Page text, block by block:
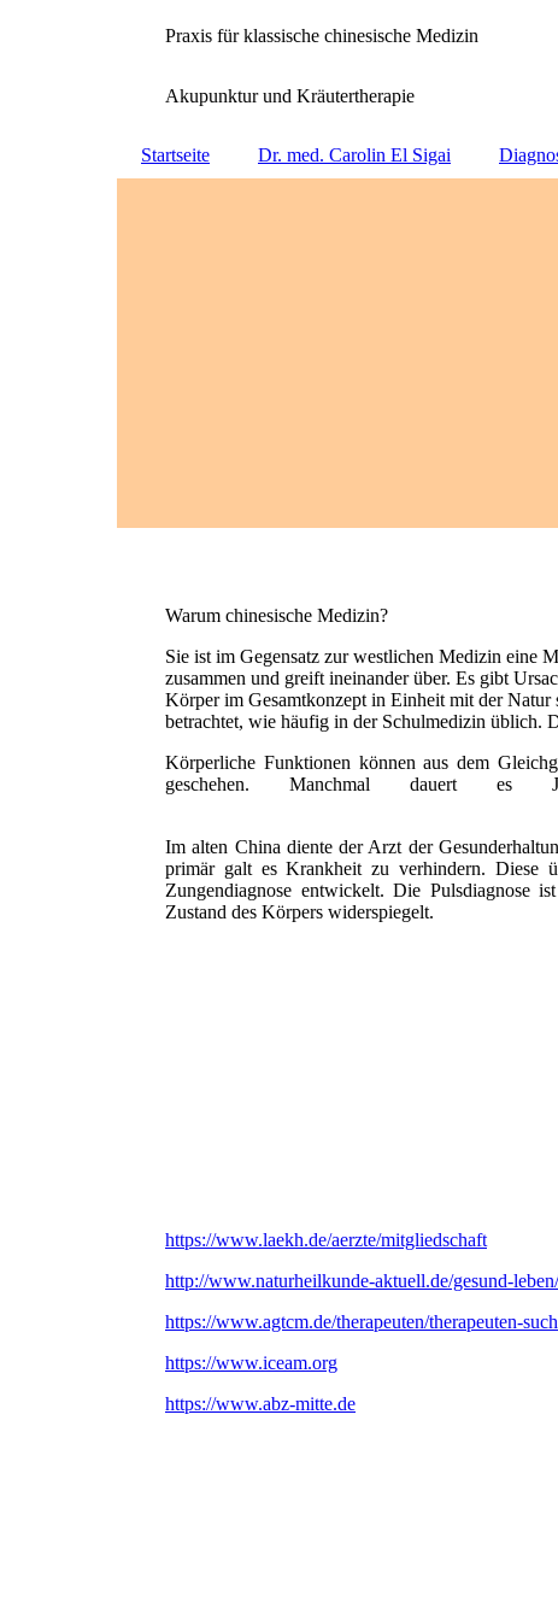
Praxis für klassische chinesische Medizin
Akupunktur und Kräutertherapie
Startseite Dr. med. Carolin El Sigai
Warum chinesische Medizin?
Sie ist im Gegensatz zur westlichen Medizin eine
zusammen und greift ineinander über. Es gibt
Körper im Gesamtkonzept in Einheit mit der
betrachtet, wie häufig in der Schulmedizin üblich.
Körperliche Funktionen können aus dem
geschehen. Manchmal dauert
Im alten China diente der Arzt der
primär galt es Krankheit zu verhindern. Diese
Zungendiagnose entwickelt. Die Pulsdiagnose
Zustand des Körpers widerspiegelt.
https://www.laekh.de/aerzte/mitgliedschaft
http://www.naturheilkunde-aktuell.de/gesund-
https://www.agtcm.de/therapeuten/therapeuten-
https://www.iceam.org
https://www.abz-mitte.de